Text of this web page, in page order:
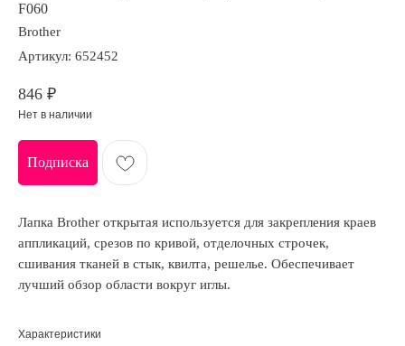
F060
Brother
Артикул: 652452
846 ₽
Нет в наличии
Подписка
Лапка Brother открытая используется для закрепления краев
аппликаций, срезов по кривой, отделочных строчек,
сшивания тканей в стык, квилта, решелье. Обеспечивает
лучший обзор области вокруг иглы.
Характеристики